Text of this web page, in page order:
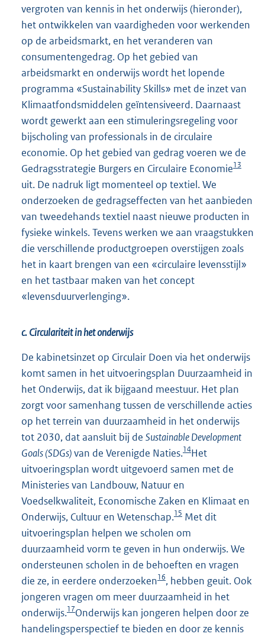
vergroten van kennis in het onderwijs (hieronder),
het ontwikkelen van vaardigheden voor werkenden
op de arbeidsmarkt, en het veranderen van
consumentengedrag. Op het gebied van
arbeidsmarkt en onderwijs wordt het lopende
programma «Sustainability Skills» met de inzet van
Klimaatfondsmiddelen geïntensiveerd. Daarnaast
wordt gewerkt aan een stimuleringsregeling voor
bijscholing van professionals in de circulaire
economie. Op het gebied van gedrag voeren we de
Gedragsstrategie Burgers en Circulaire Economie13
uit. De nadruk ligt momenteel op textiel. We
onderzoeken de gedragseffecten van het aanbieden
van tweedehands textiel naast nieuwe producten in
fysieke winkels. Tevens werken we aan vraagstukken
die verschillende productgroepen overstijgen zoals
het in kaart brengen van een «circulaire levensstijl»
en het tastbaar maken van het concept
«levensduurverlenging».
c. Circulariteit in het onderwijs
De kabinetsinzet op Circulair Doen via het onderwijs
komt samen in het uitvoeringsplan Duurzaamheid in
het Onderwijs, dat ik bijgaand meestuur. Het plan
zorgt voor samenhang tussen de verschillende acties
op het terrein van duurzaamheid in het onderwijs
tot 2030, dat aansluit bij de Sustainable Development
Goals (SDGs)van de Verenigde Naties.14Het
uitvoeringsplan wordt uitgevoerd samen met de
Ministeries van Landbouw, Natuur en
Voedselkwaliteit, Economische Zaken en Klimaat en
Onderwijs, Cultuur en Wetenschap.15 Met dit
uitvoeringsplan helpen we scholen om
duurzaamheid vorm te geven in hun onderwijs. We
ondersteunen scholen in de behoeften en vragen
die ze, in eerdere onderzoeken16, hebben geuit. Ook
jongeren vragen om meer duurzaamheid in het
onderwijs.17Onderwijs kan jongeren helpen door ze
handelingsperspectief te bieden en door ze kennis